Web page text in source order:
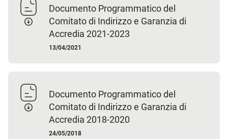
Documento Programmatico del
Comitato di Indirizzo e Garanzia di
Accredia 2021-2023
13/04/2021
Documento Programmatico del
Comitato di Indirizzo e Garanzia di
Accredia 2018-2020
24/05/2018